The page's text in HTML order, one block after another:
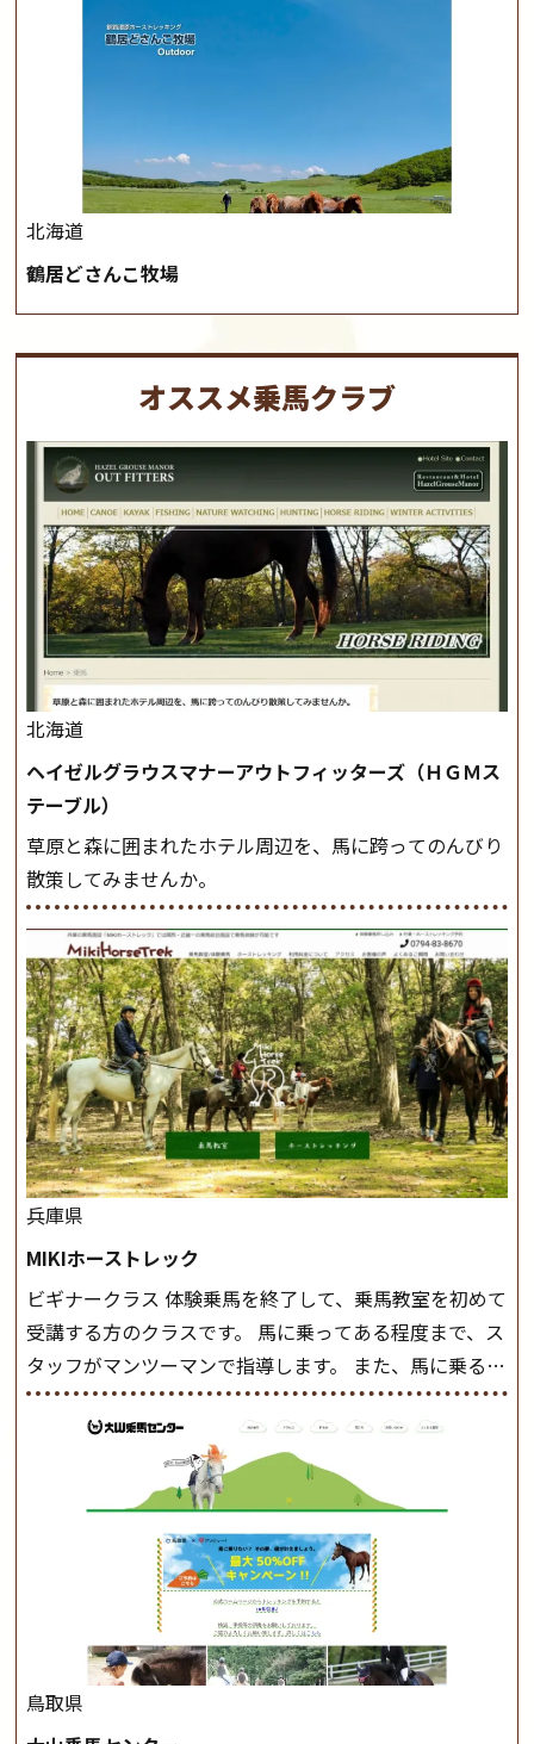
北海道
鶴居どさんこ牧場
オススメ乗馬クラブ
北海道
ヘイゼルグラウスマナーアウトフィッターズ（ＨＧＭス
テーブル）
草原と森に囲まれたホテル周辺を、馬に跨ってのんびり
散策してみませんか。
兵庫県
MIKIホーストレック
ビギナークラス 体験乗馬を終了して、乗馬教室を初めて
受講する方のクラスです。 馬に乗ってある程度まで、ス
タッフがマンツーマンで指導します。 また、馬に乗るだ
けでなく、馬の手入れや馬装（鞍などを装着する） も
このクラスで把握し、「馬に触れること」にも慣れてい
きましょう。 スタートクラス ビギナークラスで単独で
軽速歩(けいはやあし)ができるようになったら スタート
クラスへ。 グループレッスンで馬のスピードを調整し
ながら 軽速歩・正反撞(せいはんどう)を学びます。 安定
した手綱操作と軽速歩・正反撞ができるようになれば
駈歩(かけあし)練習に入ります。 ホップクラス スタート
クラスで常歩(なみあし)や 速歩、駈歩の初歩をマスター
したら、 次は部班にて駈歩を含めた誘導練習を行いま
しょう。 ステップクラス ホップクラスまでに練習した
鳥取県